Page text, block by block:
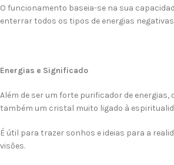
O funcionamento baseia-se na sua
enterrar todos os tipos de energias
Energias e Significado
Além de ser um forte purificador de energias,
também um cristal muito ligado à
É útil para trazer sonhos e ideias para a
visões.